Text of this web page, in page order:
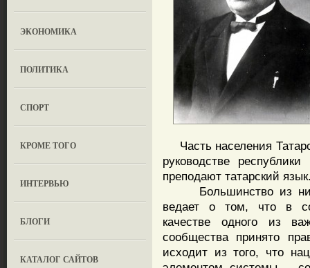
ЭКОНОМИКА
ПОЛИТИКА
СПОРТ
КРОМЕ ТОГО
ИНТЕРВЬЮ
БЛОГИ
КАТАЛОГ САЙТОВ
Часть населения
руководстве
преподают татарский
Большинство из них,
ведает о том, что в
качестве одного из
сообщества принято
исходит из того, что